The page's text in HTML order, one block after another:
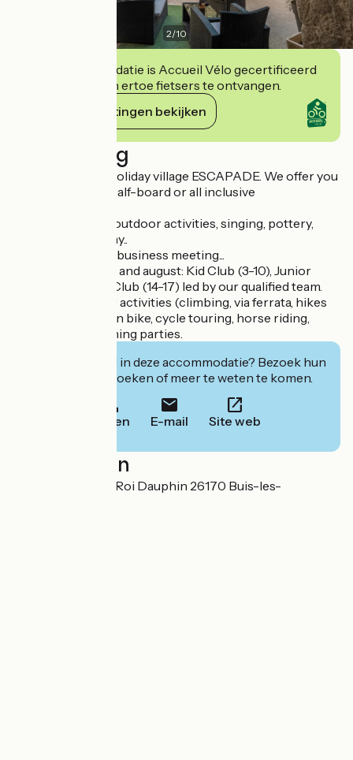
2/10
Deze accommodatie is Accueil Vélo gecertificeerd
en verbindt zich ertoe fietsers te ontvangen.
Haar verplichtingen bekijken
Beschrijving
Welcome to our holiday village ESCAPADE. We offer you
a large choice of half-board or all inclusive
• Thematic stays : outdoor activities, singing, pottery,
hiking, gastronomy..
• Families, groups, business meeting...
ACTIVITIES in july and august: Kid Club (3-10), Junior
Club (11-13), Teen Club (14-17) led by our qualified team.
Close-by outdoor activities (climbing, via ferrata, hikes
with guide, moutain bike, cycle touring, horse riding,
paragliding...). Evening parties.
Geïnteresseerd in deze accommodatie? Bezoek hun
website om te boeken of meer te weten te komen.
Bellen E-mail Site web
Localisation
Rue de la Cour du Roi Dauphin 26170 Buis-les-